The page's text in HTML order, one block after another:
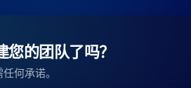
的团队了吗？
何承诺。